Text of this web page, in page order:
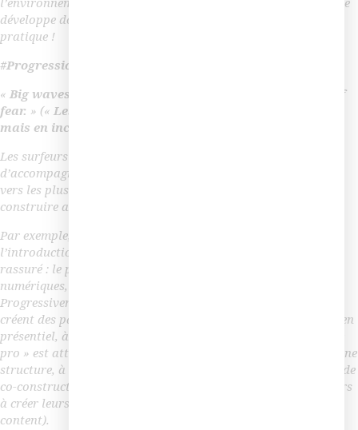
l’environnement de la formation et de reflexe. Cette capacité se
développe donc avec de la formation, de la veille et de la
pratique !
#Progression
« Big waves aren’t measured in feet, but in increments of
fear. » (« Les grosses vagues ne se mesurent pas en pieds
mais en incrémentation de la peur
Les surfeurs du digital, ont intégré cela, ils sont capables
d’accompagner les équipes pédagogiques dans leur transition
vers les plus grosses vagues, de lever les freins, rassurer et
construire avec les équipes pédagogiques.
Par exemple, sur de nouveaux projets, ils proposent
l’introduction de digital là où tout le monde à pied et est
rassuré : le présentiel, en y intégrant des interactions
numériques, des applis mobiles, qu’ils ont sélectionnées.
Progressivement, ils transforment la formation en blended et
créent des parcours de formation mêlant actes de formation en
présentiel, à distance, synchrones et asynchrones. Le niveau «
pro » est atteint lorsque le responsable digital réussit, dans une
structure, à mettre en place les pratiques de collaboration et de
co-construction des apprentissages, en incitant les utilisateurs
à créer leurs propres contenus de formation (user-generated
content).